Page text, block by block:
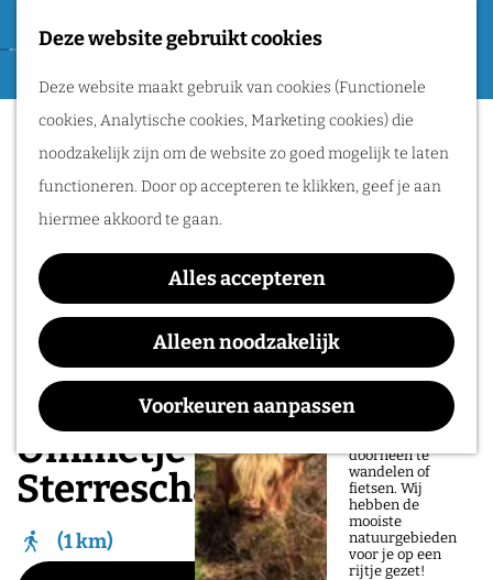
Deze website gebruikt cookies
Deze website maakt gebruik van cookies (Functionele
cookies, Analytische cookies, Marketing cookies) die
noodzakelijk zijn om de website zo goed mogelijk te laten
functioneren. Door op accepteren te klikken, geef je aan
hiermee akkoord te gaan.
Alles accepteren
Alleen noodzakelijk
Voorkeuren aanpassen
a
F
a
v
o
r
i
e
e
M
e
n
u
Routes
Wandelen
Fietsen
Routeplanner
Natuurgebieden
in het Rijk van
natuur in het Rijk
van Nijmegen is
doorheen te
wandelen of
fietsen. Wij
hebben de
mooiste
natuurgebieden
voor je op een
rijtje gezet!
Ommetje vesting
Sterreschans
1 km